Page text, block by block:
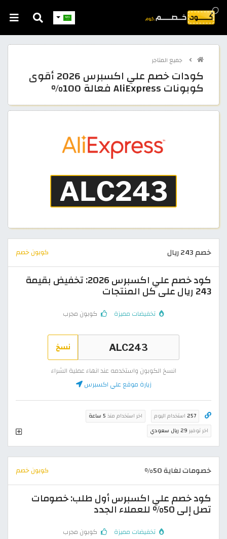
جميع المتاجر
كودات خصم علي اكسبرس 2026 أقوى
كوبونات AliExpress فعالة 100%
خصم 243 ريال كوبون خصم
كود خصم علي اكسبرس 2026: تخفيض بقيمة
243 ريال على كل المنتجات
تخفيضات مميزة كوبون مجرب
نسخ
انسخ الكوبون واستخدمه عند انهاء عملية الشراء
زيارة موقع علي اكسبرس
257 استخدام اليوم اخر استخدام منذ 5 ساعة
اخر توفير 29 ريال سعودي
خصومات لغاية 50% كوبون خصم
كود خصم علي اكسبرس أول طلب: خصومات
تصل إلى 50% للعملاء الجدد
تخفيضات مميزة كوبون مجرب